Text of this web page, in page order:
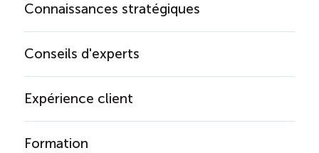
Connaissances stratégiques
Conseils d'experts
Expérience client
Formation